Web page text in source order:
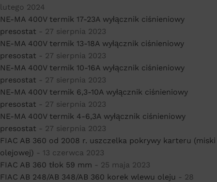
lutego 2024
NE-MA 400V termik 17-23A wyłącznik ciśnieniowy
presostat - 27 sierpnia 2023
NE-MA 400V termik 13-18A wyłącznik ciśnieniowy
presostat - 27 sierpnia 2023
NE-MA 400V termik 10-16A wyłącznik ciśnieniowy
presostat - 27 sierpnia 2023
NE-MA 400V termik 6,3-10A wyłącznik ciśnieniowy
presostat - 27 sierpnia 2023
NE-MA 400V termik 4-6,3A wyłącznik ciśnieniowy
presostat - 27 sierpnia 2023
FIAC AB 360 od 2008 r. uszczelka pokrywy karteru (miski
olejowej) - 13 czerwca 2023
FIAC AB 360 tłok 59 mm - 25 maja 2023
FIAC AB 248/AB 348/AB 360 korek wlewu oleju - 28